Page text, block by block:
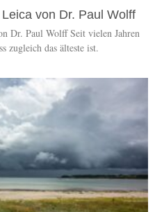
von Dr. Paul Wolff
Dr. Paul Wolff Seit vielen Jahren
zugleich das älteste ist.